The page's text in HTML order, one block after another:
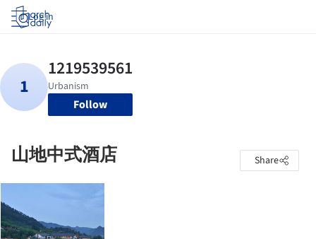
Log in
Follow
山地中式酒店 Share